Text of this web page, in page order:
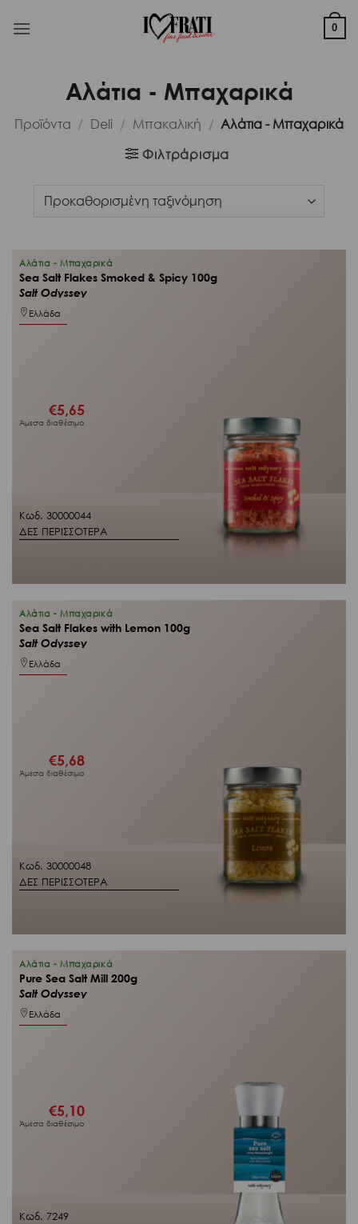
στο
0
Αλάτια - Μπαχαρικά
Προϊόντα / Deli / Μπακαλική / Αλάτια - Μπαχαρικά
Φιλτράρισμα
Κωδ. 30000044
ΔΕΣ ΠΕΡΙΣΣΟΤΕΡΑ
Αλάτια - Μπαχαρικά
Sea Salt Flakes Smoked & Spicy 100g
Salt Odyssey
Ελλάδα
€5,65
Άμεσα διαθέσιμο
Κωδ. 30000048
ΔΕΣ ΠΕΡΙΣΣΟΤΕΡΑ
Αλάτια - Μπαχαρικά
Sea Salt Flakes with Lemon 100g
Salt Odyssey
Ελλάδα
€5,68
Άμεσα διαθέσιμο
Κωδ. 7249
Αλάτια - Μπαχαρικά
Pure Sea Salt Mill 200g
Salt Odyssey
Ελλάδα
€5,10
Άμεσα διαθέσιμο